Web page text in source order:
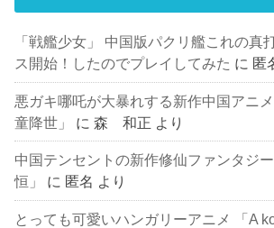
「戦艦少女」 中国版パクリ艦これの真
ス開始！したのでプレイしてみた に 匿
悪ガキ哪吒が大暴れする新作中国アニ
童降世」
に森 和正 より
中国テンセントの新作修仙ファンタジ
恒」
に 匿名 より
とっても可愛いハンガリーアニメ 「A